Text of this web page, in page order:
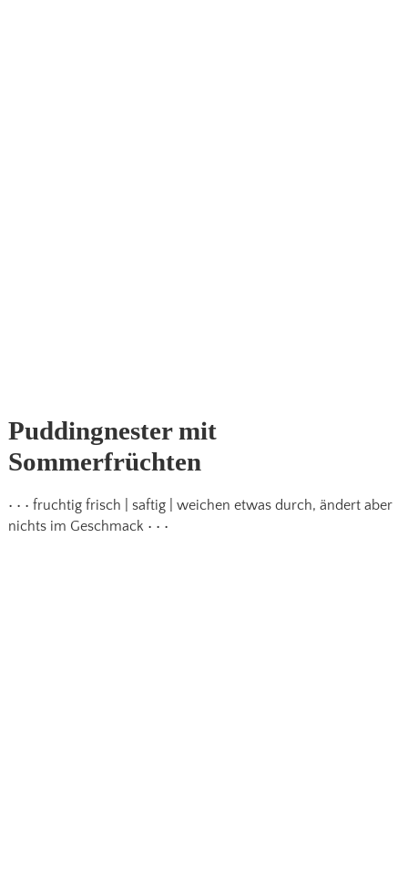
Puddingnester mit
Sommerfrüchten
• • • fruchtig frisch | saftig | weichen etwas durch, ändert aber
nichts im Geschmack • • •